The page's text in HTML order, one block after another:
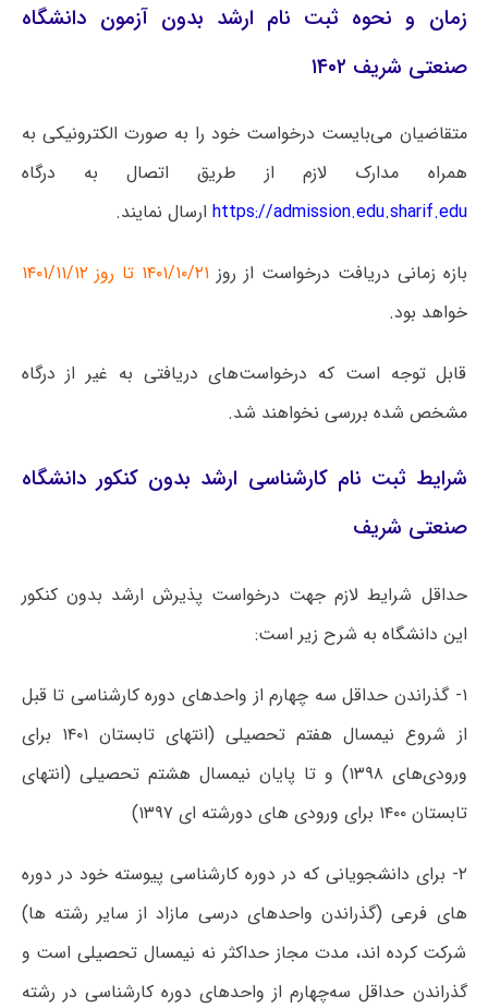
زمان و نحوه ثبت نام ارشد بدون آزمون دانشگاه
صنعتی شریف ۱۴۰۲
متقاضیان می‌بایست درخواست خود را به صورت الکترونیکی به
همراه مدارک لازم از طریق اتصال به درگاه
https://admission.edu.sharif.edu ارسال نمایند.
بازه زمانی دریافت درخواست از روز ۱۴۰۱/۱۰/۲۱ تا روز ۱۴۰۱/۱۱/۱۲
خواهد بود.
قابل توجه است که درخواست‌های دریافتی به غیر از درگاه
مشخص شده بررسی نخواهند شد.
شرایط ثبت نام کارشناسی ارشد بدون کنکور دانشگاه
صنعتی شریف
حداقل شرایط لازم جهت درخواست پذیرش ارشد بدون کنکور
این دانشگاه به شرح زیر است:
۱- گذراندن حداقل سه چهارم از واحدهای دوره کارشناسی تا قبل
از شروع نیمسال هفتم تحصیلی (انتهای تابستان ۱۴۰۱ برای
ورودی‌های ۱۳۹۸) و تا پایان نیمسال هشتم تحصیلی (انتهای
تابستان ۱۴۰۰ برای ورودی های دورشته ای ۱۳۹۷)
۲- برای دانشجویانی که در دوره کارشناسی پیوسته خود در دوره
های فرعی (گذراندن واحدهای درسی مازاد از سایر رشته ها)
شرکت کرده اند، مدت مجاز حداکثر نه نیمسال تحصیلی است و
گذراندن حداقل سهچهارم از واحدهای دورهکارشناسی در رشته